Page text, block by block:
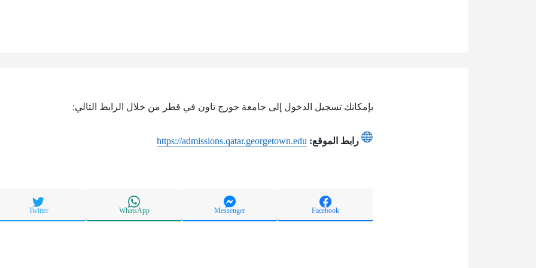
بإمكانك تسجيل الدخول إلى جامعة جورج تاون في قطر من خلال الرابط التالي:
رابط الموقع: https://admissions.qatar.georgetown.edu
Facebook
Messenger
WhatsApp
Twitter